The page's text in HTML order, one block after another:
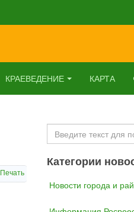
КРАЕВЕДЕНИЕ КАРТА
Печать
Искать...
Категории
Новости города и